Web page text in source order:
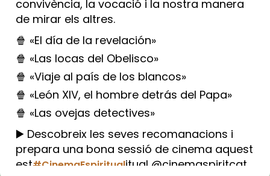
convivència, la vocació i la nostra manera
de mirar els altres.
🍿 «El día de la revelación»
🍿 «Las locas del Obelisco»
🍿 «Viaje al país de los blancos»
🍿 «León XIV, el hombre detrás del Papa»
🍿 «Las ovejas detectives»
▶️ Descobreix les seves recomanacions i
prepara una bona sessió de cinema aquest
est#CinemaEspiritualitual @cinemaspiritcat